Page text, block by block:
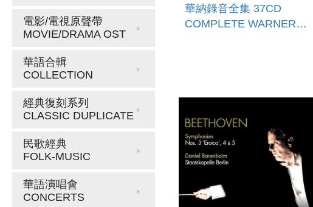
電影/電視原聲帶
MOVIE/DRAMA OST
華語合輯
COLLECTION
經典復刻系列
CLASSIC DUPLICATE
民歌經典
FOLK-MUSIC
華語演唱會
CONCERTS
華納錄音全集 37CD
COMPLETE WARNER